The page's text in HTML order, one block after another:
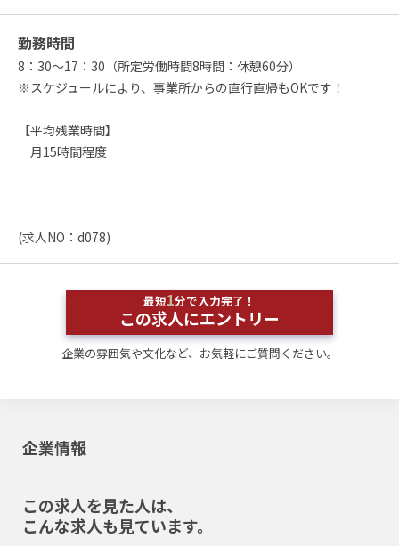
勤務時間
8：30～17：30（所定労働時間8時間：休憩60分）
※スケジュールにより、事業所からの直行直帰もOKです！
【平均残業時間】
月15時間程度
(求人NO：d078)
最短1分で入力完了！
この求人にエントリー
企業の雰囲気や文化など、お気軽にご質問ください。
企業情報
この求人を見た人は、
こんな求人も見ています。